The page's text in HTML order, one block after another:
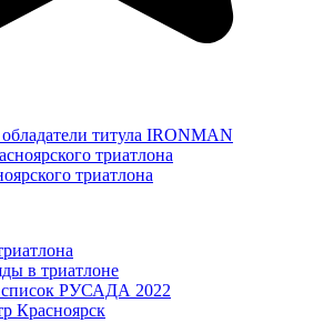
титула IRONMAN
триатлона
триатлона
в триатлоне
РУСАДА 2022
Красноярск